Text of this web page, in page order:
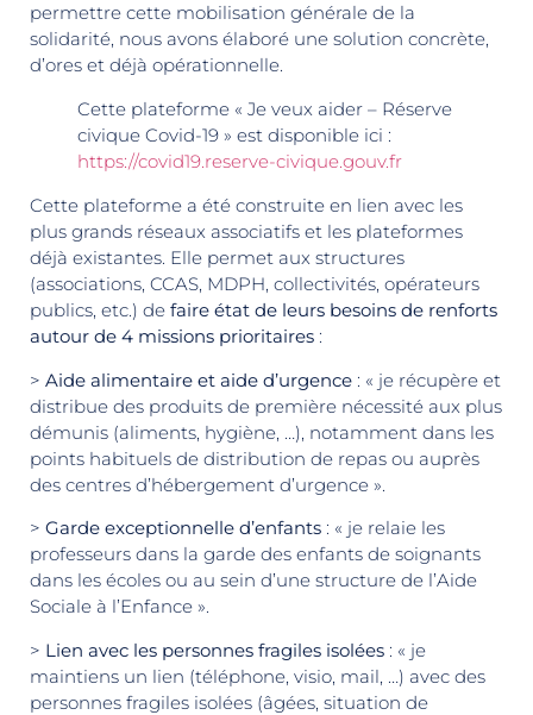
permettre cette mobilisation générale de la
solidarité, nous avons élaboré une solution concrète,
d’ores et déjà opérationnelle.
Cette plateforme « Je veux aider – Réserve
civique Covid-19 » est disponible ici :
https://covid19.reserve-civique.gouv.fr
Cette plateforme a été construite en lien avec les
plus grands réseaux associatifs et les plateformes
déjà existantes. Elle permet aux structures
(associations, CCAS, MDPH, collectivités, opérateurs
publics, etc.) de faire état de leurs besoins de renforts
autour de 4 missions prioritaires :
> Aide alimentaire et aide d’urgence : « je récupère et
distribue des produits de première nécessité aux plus
démunis (aliments, hygiène, …), notamment dans les
points habituels de distribution de repas ou auprès
des centres d’hébergement d’urgence ».
> Garde exceptionnelle d’enfants : « je relaie les
professeurs dans la garde des enfants de soignants
dans les écoles ou au sein d’une structure de l’Aide
Sociale à l’Enfance ».
> Lien avec les personnes fragiles isolées : « je
maintiens un lien (téléphone, visio, mail, …) avec des
personnes fragiles isolées (âgées, situation de